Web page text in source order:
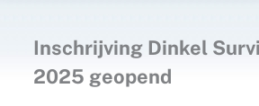
Inschrijving Dinkel
2025 geopend